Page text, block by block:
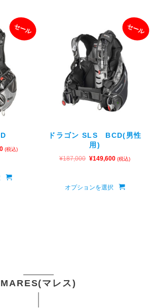
セール
(税込)
セール
ドラゴン SLS BCD(男性
用)
¥187,000 ¥149,600 (税込)
オプションを選択
MARES(マレス)